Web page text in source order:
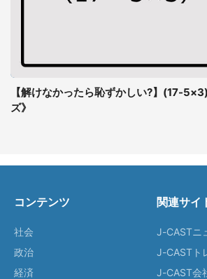
【解けなかったら恥ずかしい?】(17-
ズ》
コンテンツ
社会
政治
経済
関連サイ
J-CASTニ
J-CASTト
J-CAST会